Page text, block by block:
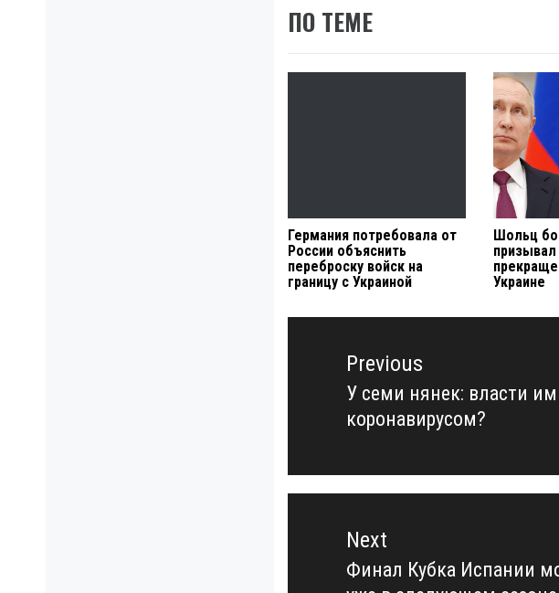
ПО ТЕМЕ
Германия потребовала от
России объяснить
переброску войск на
границу с Украиной
Шольц
призывал
Украине
Навигация
записямPrevious
Previous
post:
У семи нянек: власти
коронавирусом?
Next
Next
Финал Кубка Испании